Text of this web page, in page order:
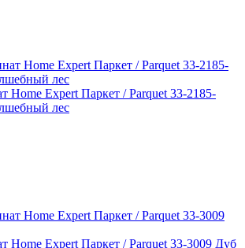
Home Expert Паркет / Parquet 33-2185-
лес
Home Expert Паркет / Parquet 33-3009 Дуб